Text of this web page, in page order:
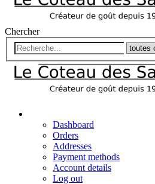
Chercher
Dashboard
Orders
Addresses
Payment methods
Account details
Log out